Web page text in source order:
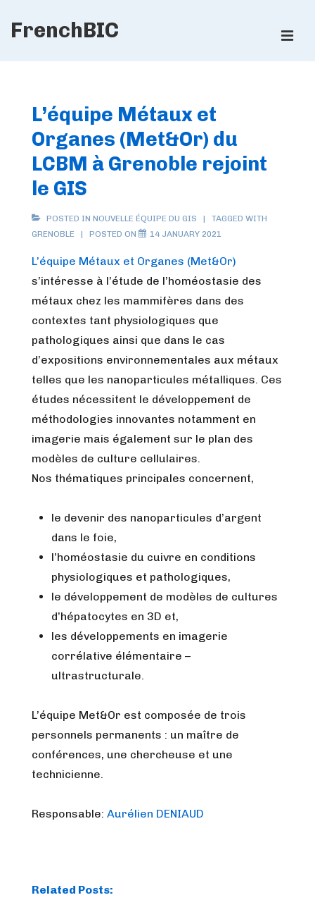
SkipFrenchBIC
L’équipe Métaux et
Organes (Met&Or) du
LCBM à Grenoble rejoint
le GIS
POSTED IN NOUVELLE ÉQUIPE DU GIS
TAGGED WITH
GRENOBLE
POSTED ON 14 JANUARY 2021
L’équipe Métaux et Organes (Met&Or)
s’intéresse à l’étude de l’homéostasie des
métaux chez les mammifères dans des
contextes tant physiologiques que
pathologiques ainsi que dans le cas
d’expositions environnementales aux métaux
telles que les nanoparticules métalliques. Ces
études nécessitent le développement de
méthodologies innovantes notamment en
imagerie mais également sur le plan des
modèles de culture cellulaires.
Nos thématiques principales concernent,
le devenir des nanoparticules d’argent
dans le foie,
l’homéostasie du cuivre en conditions
physiologiques et pathologiques,
le développement de modèles de cultures
d’hépatocytes en 3D et,
les développements en imagerie
corrélative élémentaire –
ultrastructurale.
L’équipe Met&Or est composée de trois
personnels permanents : un maître de
conférences, une chercheuse et une
technicienne.
Responsable: Aurélien DENIAUD
Related Posts: